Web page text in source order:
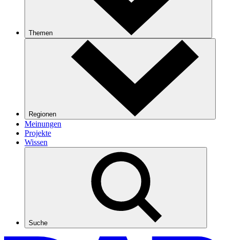
Themen
Regionen
Meinungen
Projekte
Wissen
Suche